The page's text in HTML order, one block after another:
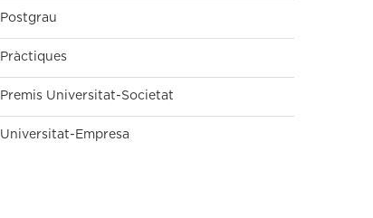
Postgrau
Pràctiques
Premis Universitat-Societat
Universitat-Empresa